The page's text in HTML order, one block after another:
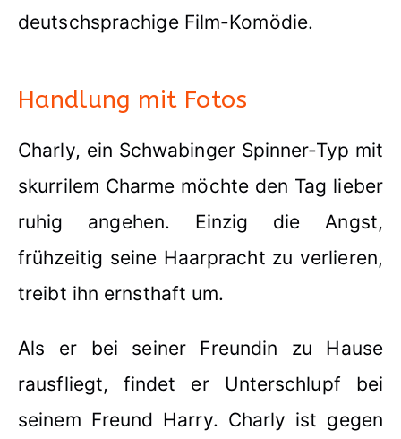
deutschsprachige Film-Komödie.
Handlung mit Fotos
Charly, ein Schwabinger Spinner-Typ mit
skurrilem Charme möchte den Tag lieber
ruhig angehen. Einzig die Angst,
frühzeitig seine Haarpracht zu verlieren,
treibt ihn ernsthaft um.
Als er bei seiner Freundin zu Hause
rausfliegt, findet er Unterschlupf bei
seinem Freund Harry. Charly ist gegen